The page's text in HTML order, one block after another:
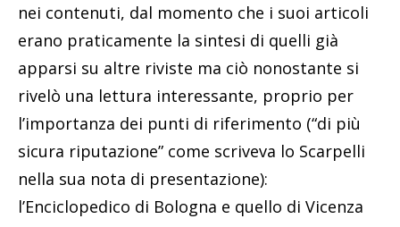
nei contenuti, dal momento che i suoi articoli
erano praticamente la sintesi di quelli già
apparsi su altre riviste ma ciò nonostante si
rivelò una lettura interessante, proprio per
l’importanza dei punti di riferimento (“di più
sicura riputazione” come scriveva lo Scarpelli
nella sua nota di presentazione):
l’Enciclopedico di Bologna e quello di Vicenza